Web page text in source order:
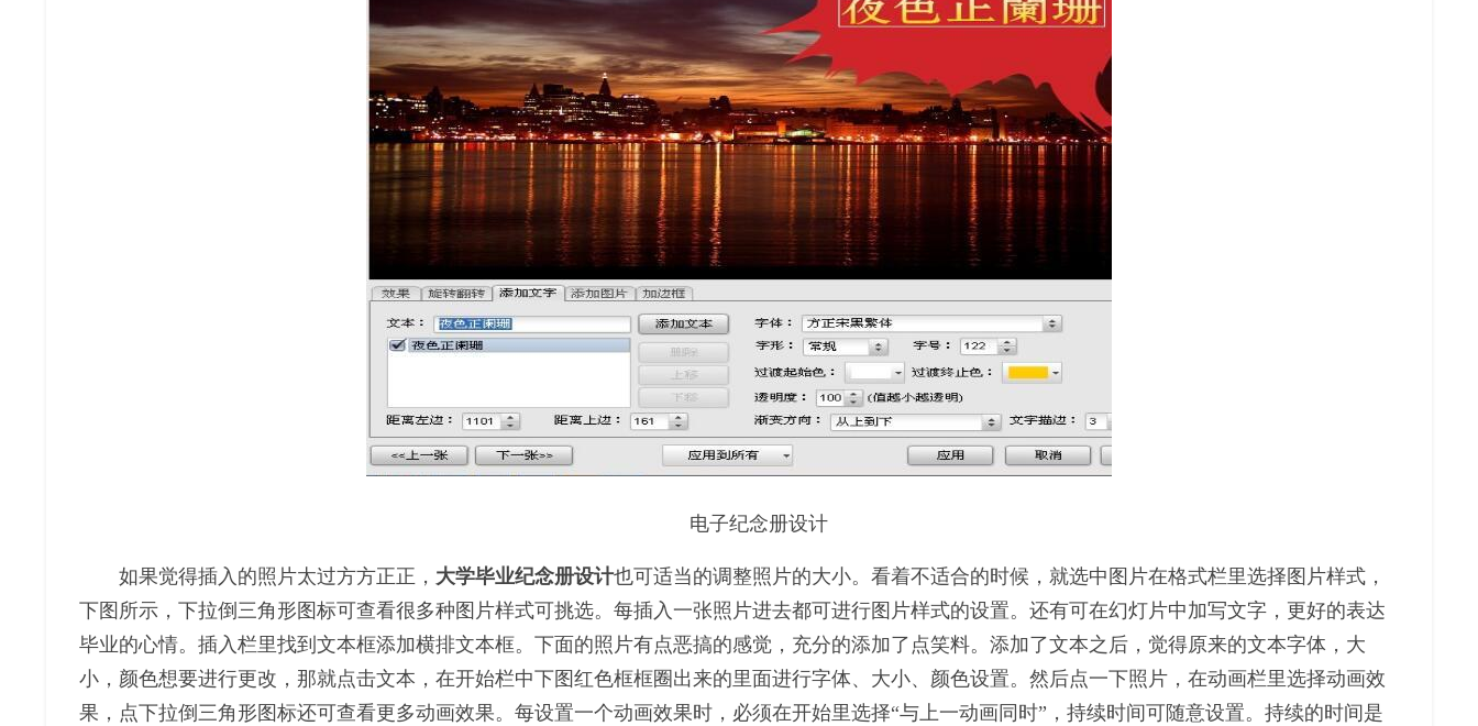
电子纪念册设计
如果觉得插入的照片太过方方正正， 大学毕业纪念册设计也可适当的调整照片的大小。看着不适合的时候，就选中图片在格式栏里选择图片样式，
下图所示，下拉倒三角形图标可查看很多种图片样式可挑选。每插入一张照片进去都可进行图片样式的设置。还有可在幻灯片中加写文字，更好的表达
毕业的心情。插入栏里找到文本框添加横排文本框。下面的照片有点恶搞的感觉，充分的添加了点笑料。添加了文本之后，觉得原来的文本字体，大
小，颜色想要进行更改，那就点击文本，在开始栏中下图红色框框圈出来的里面进行字体、大小、颜色设置。然后点一下照片，在动画栏里选择动画效
果，点下拉倒三角形图标还可查看更多动画效果。每设置一个动画效果时，必须在开始里选择“与上一动画同时”，持续时间可随意设置。持续的时间是